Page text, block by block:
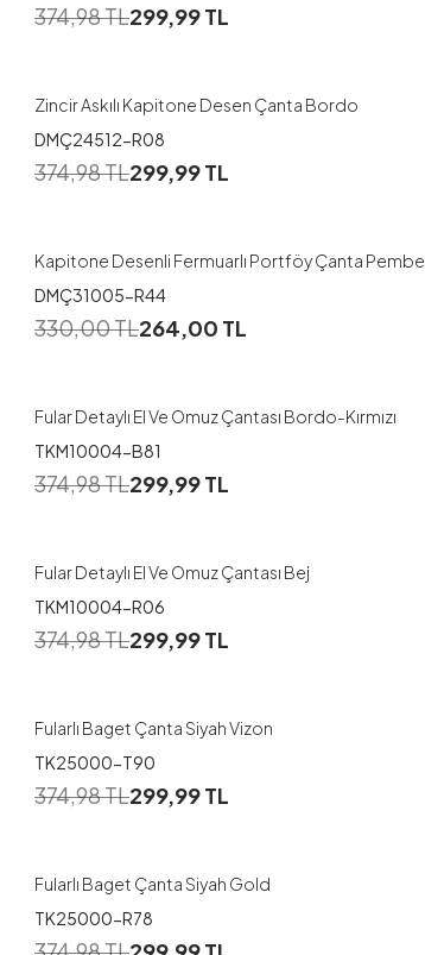
374,98TL299,99TL
Zincir Askılı Kapitone Desen Çanta Bordo
DMÇ24512-R08
374,98TL299,99TL
Kapitone Desenli Fermuarlı Portföy Çanta Pembe
DMÇ31005-R44
330,00TL264,00 TL
Fular Detaylı El Ve Omuz Çantası Bordo-Kırmızı
TKM10004-B81
374,98TL299,99TL
Fular Detaylı El Ve Omuz Çantası Bej
TKM10004-R06
374,98TL299,99TL
Fularlı Baget Çanta Siyah Vizon
TK25000-T90
374,98TL299,99TL
Fularlı Baget Çanta Siyah Gold
TK25000-R78